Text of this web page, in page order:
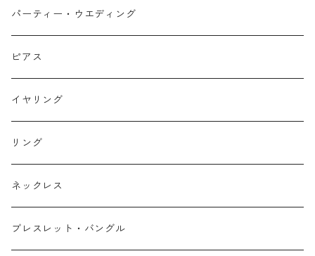
パーティー・ウエディング
ピアス
イヤリング
リング
ネックレス
ブレスレット・バングル